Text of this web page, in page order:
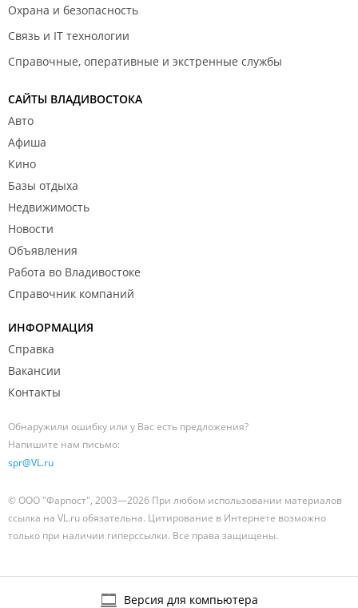
Охрана и безопасность
Связь и IT технологии
Справочные, оперативные и экстренные службы
САЙТЫ ВЛАДИВОСТОКА
Авто
Афиша
Кино
Базы отдыха
Недвижимость
Новости
Объявления
Работа во Владивостоке
Справочник компаний
ИНФОРМАЦИЯ
Справка
Вакансии
Контакты
Обнаружили ошибку или у Вас есть предложения?
Напишите нам письмо:
spr@VL.ru
© ООО "Фарпост", 2003—2026 При любом использовании материалов
ссылка на VL.ru обязательна. Цитирование в Интернете возможно
только при наличии гиперссылки. Все права защищены.
Версия для компьютера